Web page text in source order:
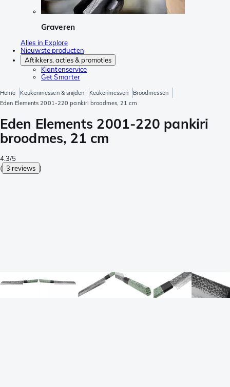
Graveren
Alles in Explore
Nieuwste producten
Aftikkers, acties & promoties
Klantenservice
Get Smarter
Home Keukenmessen & snijden Keukenmessen
Broodmessen
Eden Elements 2001-220 pankiri broodmes, 21 cm
Eden Elements 2001-220 pankiri
broodmes, 21 cm
4.3/5
( 3 reviews )